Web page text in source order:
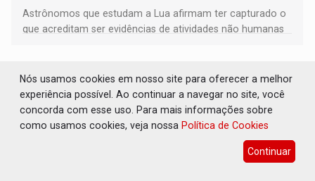
Astrônomos que estudam a Lua afirmam ter capturado o
que acreditam ser evidências de atividades não humanas
Nós usamos cookies em nosso site para oferecer a melhor
experiência possível. Ao continuar a navegar no site, você
concorda com esse uso. Para mais informações sobre
como usamos cookies, veja nossa Política de Cookies
Continuar